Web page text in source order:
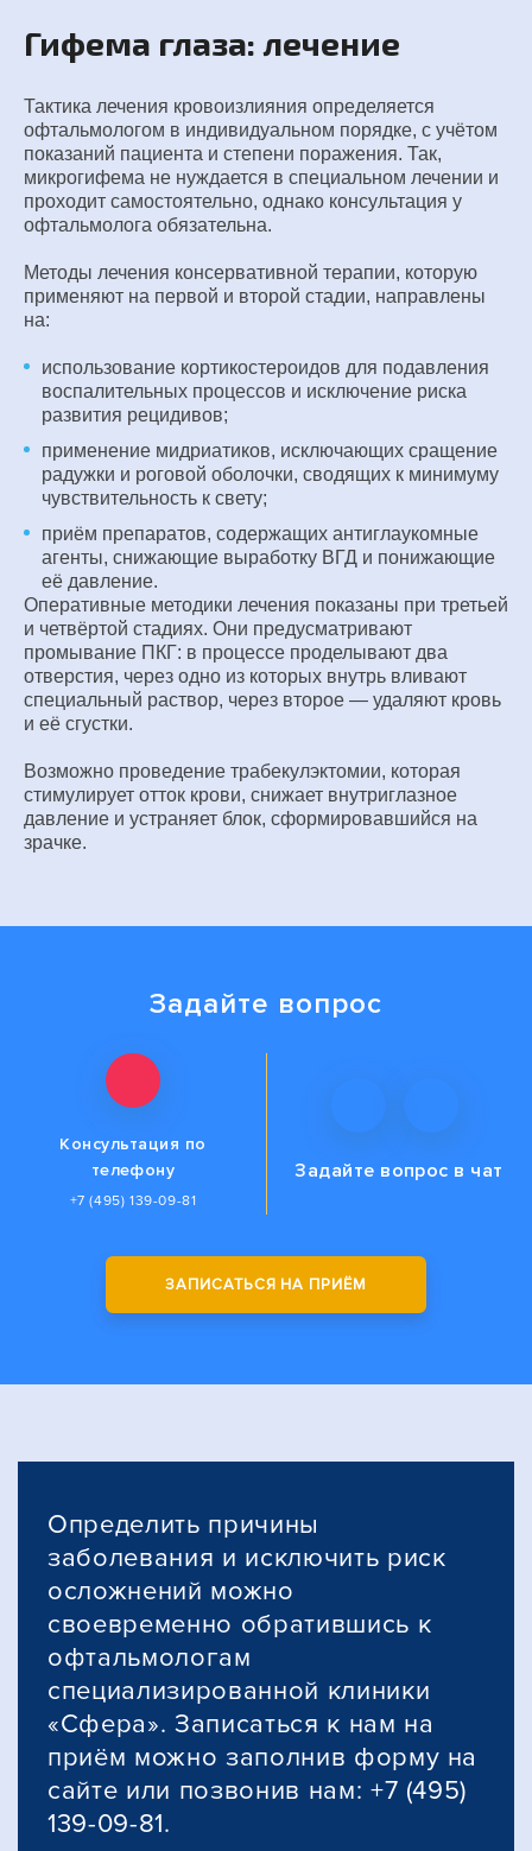
Гифема глаза: лечение
Тактика лечения кровоизлияния определяется
офтальмологом в индивидуальном порядке, с учётом
показаний пациента и степени поражения. Так,
микрогифема не нуждается в специальном лечении и
проходит самостоятельно, однако консультация у
офтальмолога обязательна.
Методы лечения консервативной терапии, которую
применяют на первой и второй стадии, направлены
на:
использование кортикостероидов для подавления
воспалительных процессов и исключение риска
развития рецидивов;
применение мидриатиков, исключающих сращение
радужки и роговой оболочки, сводящих к минимуму
чувствительность к свету;
приём препаратов, содержащих антиглаукомные
агенты, снижающие выработку ВГД и понижающие
её давление.
Оперативные методики лечения показаны при третьей
и четвёртой стадиях. Они предусматривают
промывание ПКГ: в процессе проделывают два
отверстия, через одно из которых внутрь вливают
специальный раствор, через второе — удаляют кровь
и её сгустки.
Возможно проведение трабекулэктомии, которая
стимулирует отток крови, снижает внутриглазное
давление и устраняет блок, сформировавшийся на
зрачке.
Задайте вопрос
Консультация по
телефону
+7 (495) 139-09-81
Задайте вопрос в чат
ЗАПИСАТЬСЯ НА ПРИЁМ
Определить причины
заболевания и исключить риск
осложнений можно
своевременно обратившись к
офтальмологам
специализированной клиники
«Сфера». Записаться к нам на
приём можно заполнив форму на
сайте или позвонив нам: +7 (495)
139-09-81.